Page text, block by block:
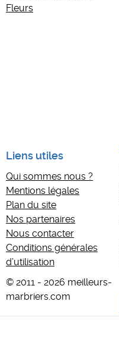
Fleurs
Liens utiles
Qui sommes nous ?
Mentions légales
Plan du site
Nos partenaires
Nous contacter
Conditions générales
d’utilisation
© 2011 - 2026 meilleurs-
marbriers.com